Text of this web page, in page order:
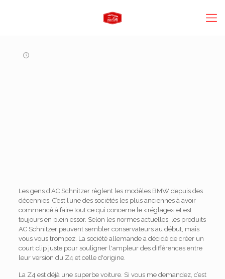
Les gens d'AC Schnitzer règlent les modèles BMW depuis des
décennies. C’est l’une des sociétés les plus anciennes à avoir
commencé à faire tout ce qui concerne le «réglage» et est
toujours en plein essor. Selon les normes actuelles, les produits
AC Schnitzer peuvent sembler conservateurs au début, mais
vous vous trompez. La société allemande a décidé de créer un
court clip juste pour souligner l'ampleur des différences entre
leur version du Z4 et celle d'origine.
La Z4 est déjà une superbe voiture. Si vous me demandez, c’est